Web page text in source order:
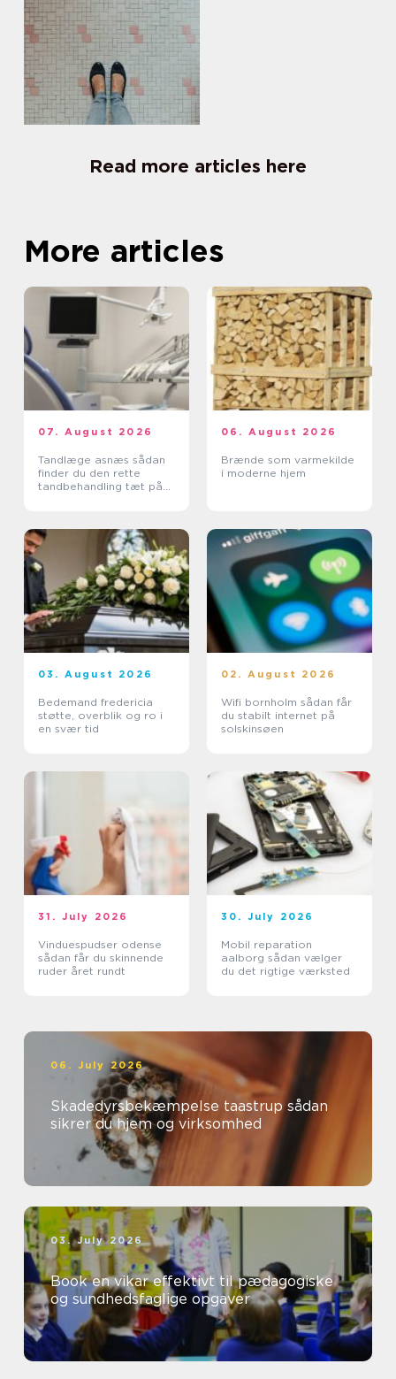
Read more articles here
More articles
07. August 2026
Tandlæge asnæs sådan
finder du den rette
tandbehandling tæt på
06. August 2026
Brænde som varmekilde
i moderne hjem
03. August 2026
Bedemand fredericia
støtte, overblik og ro i
en svær tid
02. August 2026
Wifi bornholm sådan får
du stabilt internet på
solskinsøen
31. July 2026
Vinduespudser odense
sådan får du skinnende
ruder året rundt
30. July 2026
Mobil reparation
aalborg sådan vælger
du det rigtige værksted
06. July 2026
Skadedyrsbekæmpelse taastrup sådan
sikrer du hjem og virksomhed
03. July 2026
Book en vikar effektivt til pædagogiske
og sundhedsfaglige opgaver